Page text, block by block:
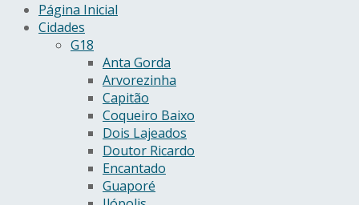
Página Inicial
Cidades
G18
Anta Gorda
Arvorezinha
Capitão
Coqueiro Baixo
Dois Lajeados
Doutor Ricardo
Encantado
Guaporé